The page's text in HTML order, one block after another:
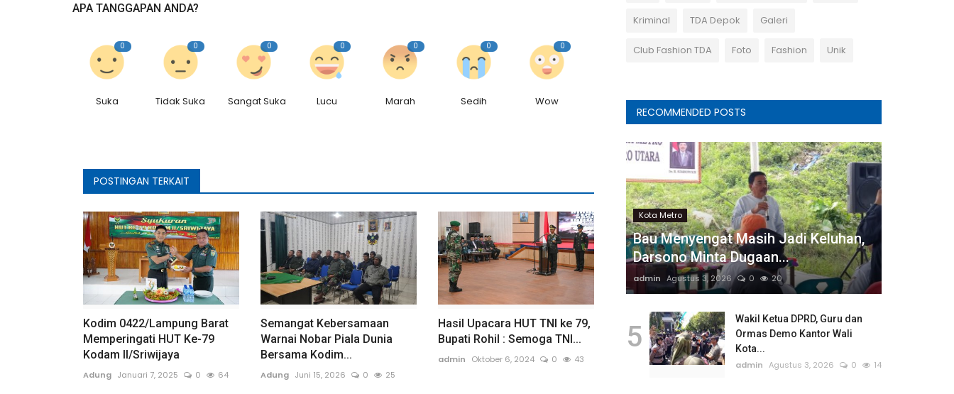
APA TANGGAPAN ANDA?
0
Suka
0
Tidak Suka
0
Sangat Suka
0
Lucu
0
Marah
0
Sedih
0
Wow
POSTINGAN TERKAIT
Kodim 0422/Lampung Barat
Memperingati HUT Ke-79
Kodam II/Sriwijaya
Adung Januari 7, 2025 0 64
Semangat Kebersamaan
Warnai Nobar Piala Dunia
Bersama Kodim...
Adung Juni 15, 2026 0 25
Hasil Upacara HUT TNI ke 79,
Bupati Rohil : Semoga TNI...
admin Oktober 6, 2024 0 43
Kriminal TDA Depok Galeri
Club Fashion TDA Foto Fashion Unik
RECOMMENDED POSTS
Kota Metro
Bau Menyengat Masih Jadi Keluhan,
Darsono Minta Dugaan...
admin Agustus 3, 2026 0 20
5
Wakil Ketua DPRD, Guru dan
Ormas Demo Kantor Wali
Kota...
admin Agustus 3, 2026 0 14